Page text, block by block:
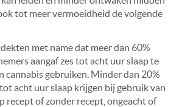
tot meer vermoeidheid de volgende
met name dat meer dan 60%
aangaf zes tot acht uur slaap te
cannabis gebruiken. Minder dan 20%
acht uur slaap krijgen bij gebruik van
recept of zonder recept, ongeacht of